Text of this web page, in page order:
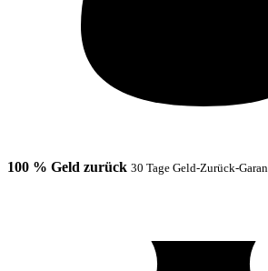
100 % Geld zurück 30 Tage Geld-Zurück-